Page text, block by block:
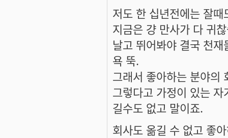
저도 한 십년전에는 잘
지금은 걍 만사가 다 귀
날고 뛰어봐야 결국 천
욕 뚝.
그래서 좋아하는 분야의
그렇다고 가정이 있는
길수도 없고 말이죠.
회사도 옮길 수 없고 좋